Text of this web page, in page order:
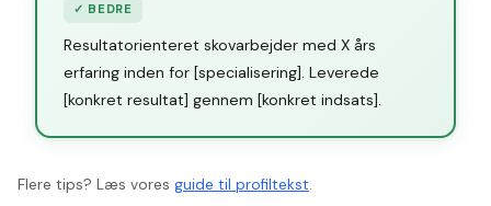
✓ BEDRE
Resultatorienteret skovarbejder med X års
erfaring inden for [specialisering]. Leverede
[konkret resultat] gennem [konkret indsats].
Flere tips? Læs vores guide til profiltekst.